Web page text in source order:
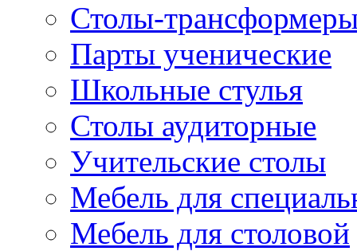
Столы-
Парты ученические
Школьные стулья
Столы аудиторные
Учительские столы
Мебель для
Мебель для столовой